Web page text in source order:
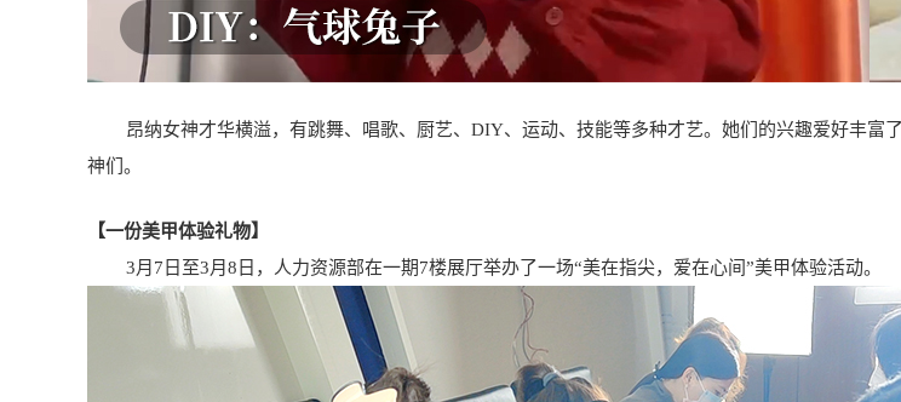
昂纳女神才华横溢，有跳舞、唱歌、厨艺、DIY、运动、技能等多种才艺。她们的兴趣爱好丰富
神们。
【一份美甲体验礼物】
3月7日至3月8日，人力资源部在一期7楼展厅举办了一场“美在指尖，爱在心间”美甲体验活动。